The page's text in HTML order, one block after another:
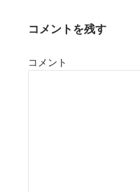
コメントを残す
コメント